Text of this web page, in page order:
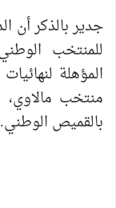
جدير بالذكر أن
للمنتخب
منتخب
بالقميص الوطني.